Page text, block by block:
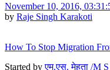
November 10, 2016,
by Raje Singh Karakoti
How To Stop Migration
Started byएम.एस. मेहता /M